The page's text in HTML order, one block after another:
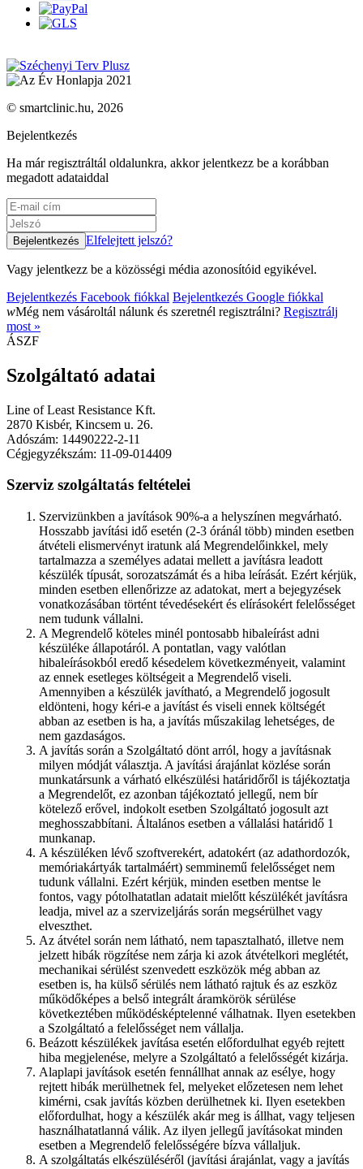
© smartclinic.hu, 2026
Bejelentkezés
Ha már regisztráltál oldalunkra, akkor jelentkezz be a korábban
megadott adataiddal
Elfelejtett jelszó?
Vagy jelentkezz be a közösségi média azonosítóid egyikével.
Bejelentkezés Facebook fiókkal Bejelentkezés Google fiókkal
wMég nem vásároltál nálunk és szeretnél regisztrálni? Regisztrálj
most »
ÁSZF
Szolgáltató adatai
Line of Least Resistance Kft.
2870 Kisbér, Kincsem u. 26.
Adószám: 14490222-2-11
Cégjegyzékszám: 11-09-014409
Szerviz szolgáltatás feltételei
Szervizünkben a javítások 90%-a a helyszínen megvárható.
Hosszabb javítási idő esetén (2-3 óránál több) minden esetben
átvételi elismervényt iratunk alá Megrendelőinkkel, mely
tartalmazza a személyes adatai mellett a javításra leadott
készülék típusát, sorozatszámát és a hiba leírását. Ezért kérjük,
minden esetben ellenőrizze az adatokat, mert a bejegyzések
vonatkozásában történt tévedésekért és elírásokért felelősséget
nem tudunk vállalni.
A Megrendelő köteles minél pontosabb hibaleírást adni
készüléke állapotáról. A pontatlan, vagy valótlan
hibaleírásokból eredő késedelem következményeit, valamint
az ennek esetleges költségeit a Megrendelő viseli.
Amennyiben a készülék javítható, a Megrendelő jogosult
eldönteni, hogy kéri-e a javítást és viseli ennek költségét
abban az esetben is ha, a javítás műszakilag lehetséges, de
nem gazdaságos.
A javítás során a Szolgáltató dönt arról, hogy a javításnak
milyen módját választja. A javítási árajánlat közlése során
munkatársunk a várható elkészülési határidőről is tájékoztatja
a Megrendelőt, ez azonban tájékoztató jellegű, nem bír
kötelező erővel, indokolt esetben Szolgáltató jogosult azt
meghosszabbítani. Általános esetben a vállalási határidő 1
munkanap.
A készüléken lévő szoftverekért, adatokért (az adathordozók,
memóriakártyák tartalmáért) semminemű felelősséget nem
tudunk vállalni. Ezért kérjük, minden esetben mentse le
fontos, vagy pótolhatatlan adatait mielőtt készülékét javításra
leadja, mivel az a szervizeljárás során megsérülhet vagy
elveszthet.
Az átvétel során nem látható, nem tapasztalható, illetve nem
jelzett hibák rögzítése nem zárja ki azok átvételkori meglétét,
mechanikai sérülést szenvedett eszközök még abban az
esetben is, ha külső sérülés nem látható rajtuk és az eszköz
működőképes a belső integrált áramkörök sérülése
következtében működésképtelenné válhatnak. Ilyen esetekben
a Szolgáltató a felelősséget nem vállalja.
Beázott készülékek javítása esetén előfordulhat egyéb rejtett
hiba megjelenése, melyre a Szolgáltató a felelősségét kizárja.
Alaplapi javítások esetén fennállhat annak az esélye, hogy
rejtett hibák merülhetnek fel, melyeket előzetesen nem lehet
kimérni, csak javítás közben derülhetnek ki. Ilyen esetekben
előfordulhat, hogy a készülék akár meg is állhat, vagy teljesen
használhatatlanná válik. Az ilyen jellegű javításokat minden
esetben a Megrendelő felelősségére bízva vállaljuk.
A szolgáltatás elkészüléséről (javítási árajánlat, vagy a javítás